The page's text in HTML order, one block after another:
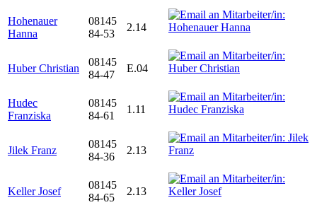
Hohenauer
Hanna
08145
84-53
2.14
Huber Christian
08145
84-47
E.04
Hudec
Franziska
08145
84-61
1.11
Jilek Franz
08145
84-36
2.13
Keller Josef
08145
84-65
2.13